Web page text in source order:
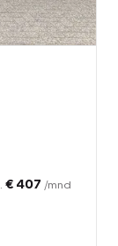
€ 407 /mnd